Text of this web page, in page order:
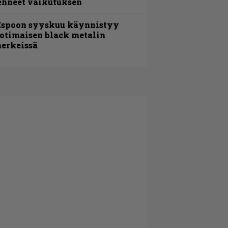
syyskuu käynnistyy
black metalin